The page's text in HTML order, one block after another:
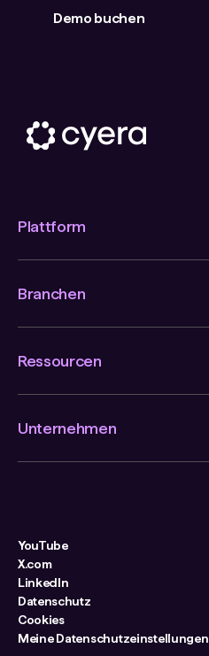
Demo buchen
Plattform
Branchen
Ressourcen
Unternehmen
YouTube
X.com
LinkedIn
Datenschutz
Cookies
Meine Datenschutzeinstellungen